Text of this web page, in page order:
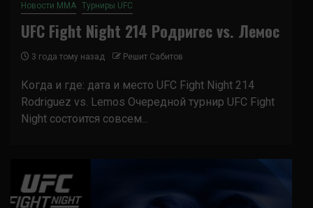
Новости ММА Турниры UFC
UFC Fight Night 214 Родригес vs. Лемос
3 года тому назад Решит Сабитов
Когда и где: дата и место UFC Fight Night 214
Rodriguez vs. Lemos Очередной турнир UFC Fight
Night состоится совсем...